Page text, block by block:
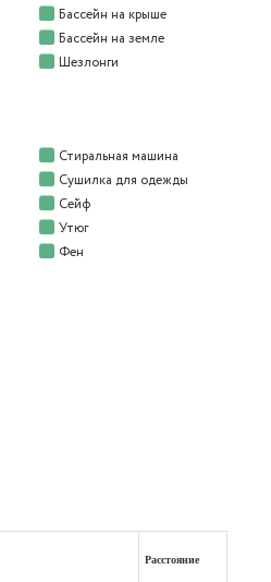
Бассейн на крыше
Бассейн на земле
Шезлонги
Стиральная машина
Сушилка для одежды
Сейф
Утюг
Фен
Расстояние